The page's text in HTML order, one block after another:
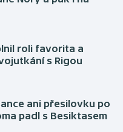
roli favorita a
s Rigou
ani přesilovku po
padl s Besiktasem